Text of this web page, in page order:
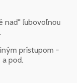
nad" ľubovoľnou
prístupom -
pod.